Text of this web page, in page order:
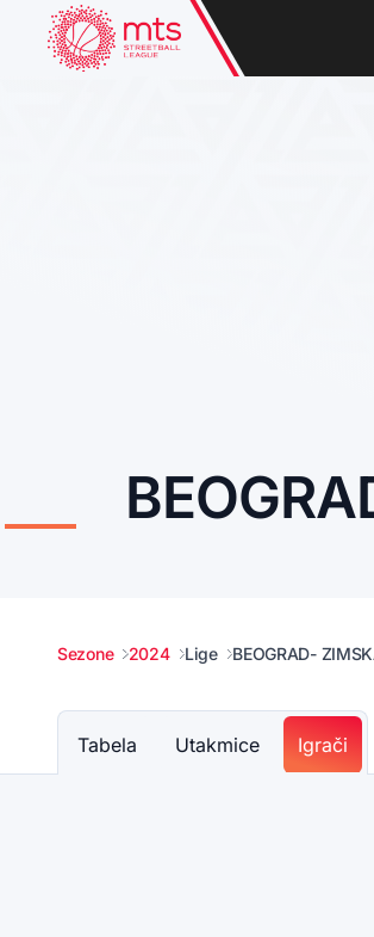
Sezone 2024 Lige BEOGRAD-
Tabela Utakmice Igrači